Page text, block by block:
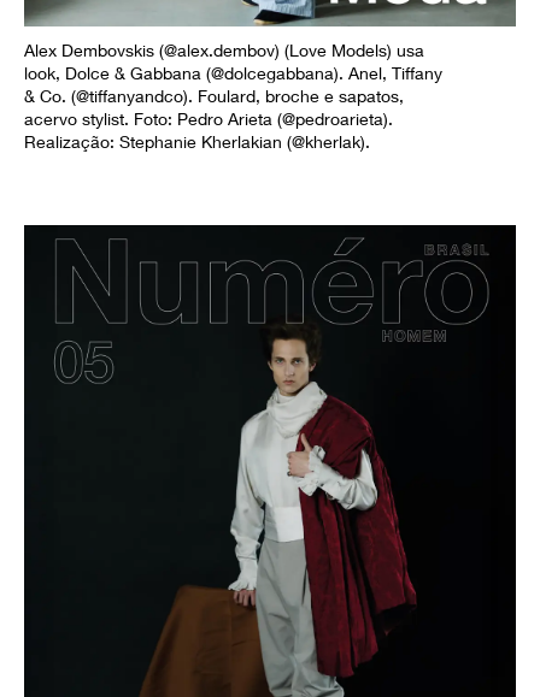
Alex Dembovskis (@alex.dembov) (Love Models) usa
look, Dolce & Gabbana (@dolcegabbana). Anel, Tiffany
& Co. (@tiffanyandco). Foulard, broche e sapatos,
acervo stylist. Foto: Pedro Arieta (@pedroarieta).
Realização: Stephanie Kherlakian (@kherlak).